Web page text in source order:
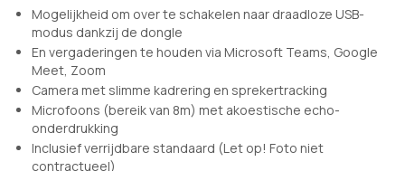
Mogelijkheid om over te schakelen naar draadloze USB-
modus dankzij de dongle
En vergaderingen te houden via Microsoft Teams, Google
Meet, Zoom
Camera met slimme kadrering en sprekertracking
Microfoons (bereik van 8m) met akoestische echo-
onderdrukking
Inclusief verrijdbare standaard (Let op! Foto niet
contractueel)